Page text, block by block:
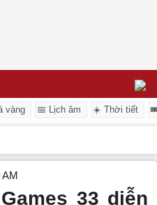
vàng 📅 Lịch âm ☀️ Thời tiết
AM
33 diễn